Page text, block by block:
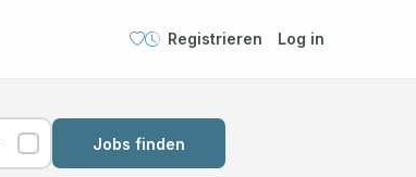
Registrieren Log in
Jobs finden